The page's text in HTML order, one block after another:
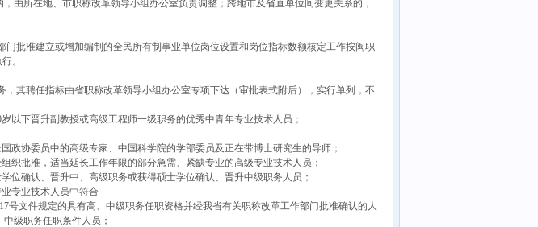
由所在地、市职称改革领导小组办公室负责调整；跨地市及省直单位间变更关系的，
批准建立或增加编制的全民所有制事业单位岗位设置和岗位指标数额核定工作按闽职
。
其聘任指标由省职称改革领导小组办公室专项下达（审批表式附后），实行单列，不
以下晋升副教授或高级工程师一级职务的优秀中青年专业技术人员；
政协委员中的高级专家、中国科学院的学部委员及正在带博士研究生的导师；
织批准，适当延长工作年限的部分急需、紧缺专业的高级专业技术人员；
位确认、晋升中、高级职务或获得硕士学位确认、晋升中级职务人员；
专业技术人员中符合
号文件规定的具有高、中级职务任职资格并经我省有关职称改革工作部门批准确认的人
级职务任职条件人员；